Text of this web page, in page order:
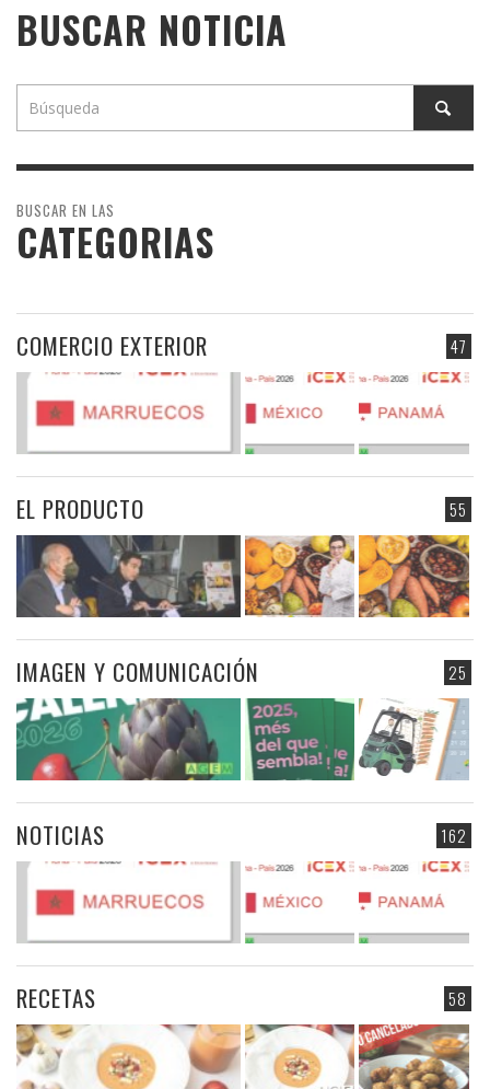
BUSCAR NOTICIA
BUSCAR EN LAS
CATEGORIAS
47
COMERCIO EXTERIOR
55
EL PRODUCTO
25
IMAGEN Y COMUNICACIÓN
162
NOTICIAS
58
RECETAS